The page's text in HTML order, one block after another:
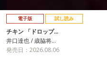
電子版 試し読み
チキン 「ドロップ…
井口達也 / 歳脇将…
発売日：2026.08.06